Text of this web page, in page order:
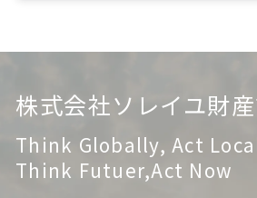
株式会社ソレイユ財
Think Globally, Act
Think Futuer,Act Now